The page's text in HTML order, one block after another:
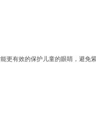
更有效的保护儿童的眼睛，避